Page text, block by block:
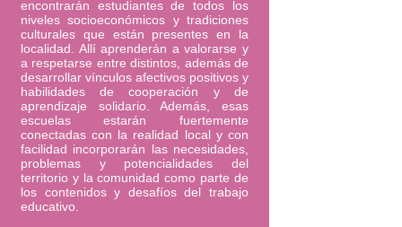
encontrarán estudiantes de todos los
niveles socioeconómicos y tradiciones
culturales que están presentes en la
localidad. Allí aprenderán a valorarse y
a respetarse entre distintos, además de
desarrollar vínculos afectivos positivos y
habilidades de cooperación y de
aprendizaje solidario. Además, esas
escuelas estarán fuertemente
conectadas con la realidad local y con
facilidad incorporarán las necesidades,
problemas y potencialidades del
territorio y la comunidad como parte de
los contenidos y desafíos del trabajo
educativo.